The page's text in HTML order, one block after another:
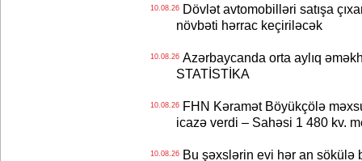
10.08.26Dövlət avtomobilləri satışa
növbəti hərrac keçiriləcək
10.08.26Azərbaycanda orta aylıq
STATİSTİKA
10.08.26FHN Kəramət Böyükçölə
icazə verdi – Sahəsi 1 480 kv.
10.08.26Bu şəxslərin evi hər an sökülə